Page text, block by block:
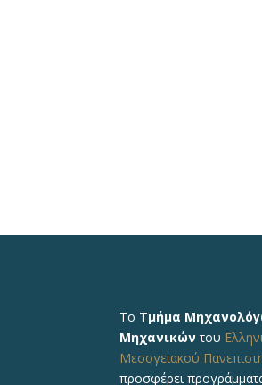
Το Τμήμα
Μηχανικώντου
Μεσογειακού
προσφέρει